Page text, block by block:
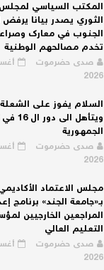
المكتب السياسي لمجلس
الثوري يصدر بيانا يرفض
الجنوب في معارك
تخدم مصالحهم الوطنية
صدى حضرموت
2026
السلام يفوز على
ويتأهل
الجمهورية
صدى حضرموت
2026
مجلس الاعتماد
بـ«جامعة الجند» برنامج
المراجعين الخارجيين
التعليم العالي
صدى حضرموت
2026